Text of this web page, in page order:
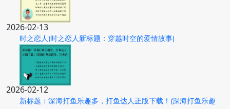
2026-02-13
时之恋人(时之恋人新标题：穿越时空的爱情故事)
2026-02-12
新标题：深海打鱼乐趣多，打鱼达人正版下载！(深海打鱼乐趣